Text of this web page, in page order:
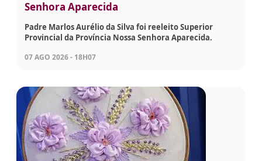
Senhora Aparecida
Padre Marlos Aurélio da Silva foi reeleito Superior
Provincial da Província Nossa Senhora Aparecida.
07 AGO 2026 - 18H07